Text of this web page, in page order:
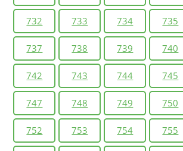
732 733 734 735
737 738 739 740
742 743 744 745
747 748 749 750
752 753 754 755